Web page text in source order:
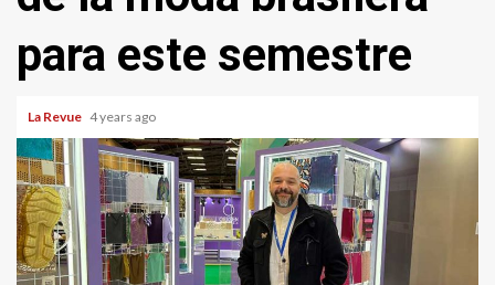
para este semestre
La Revue 4 years ago